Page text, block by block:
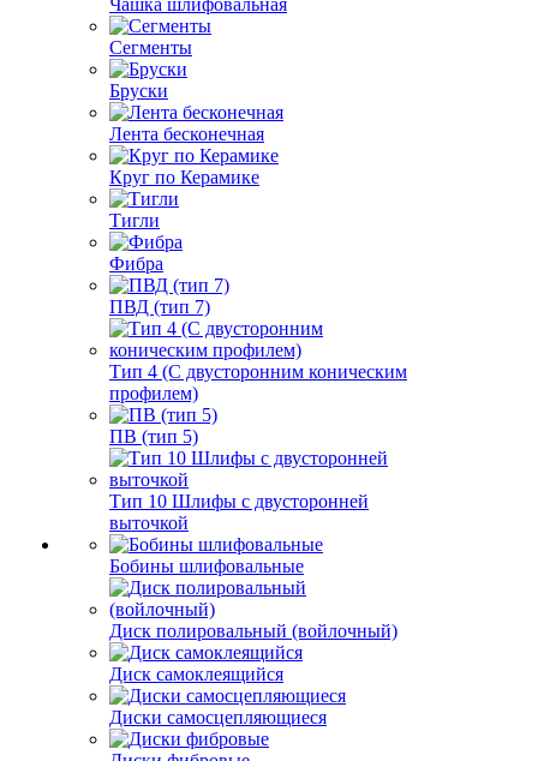
Чашка шлифовальная
Сегменты
Бруски
Лента бесконечная
Круг по Керамике
Тигли
Фибра
ПВД (тип 7)
Тип 4 (С двусторонним коническим
профилем)
ПВ (тип 5)
Тип 10 Шлифы с двусторонней
выточкой
Бобины шлифовальные
Диск полировальный (войлочный)
Диск самоклеящийся
Диски самосцепляющиеся